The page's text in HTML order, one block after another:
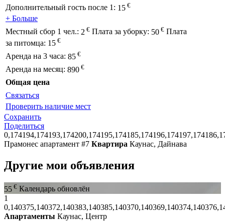
Дополнительный гость после 1: 15 €
+ Больше
Местный сбор 1 чел.: 2 € Плата за уборку: 50 € Плата
за питомца: 15 €
Аренда на 3 часа: 85 €
Аренда на месяц: 890 €
Общая цена
Связаться
Проверить наличие мест
Сохранить
Поделиться
Прамонес апартамент #7 Квартира Каунас, Дайнава
Другие мои объявления
55 € Календарь обновлён
1
Апартаменты Каунас, Центр